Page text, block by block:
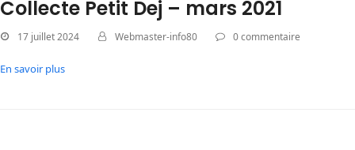
Collecte Petit Dej – mars 2021
17 juillet 2024 Webmaster-info80 0 commentaire
En savoir plus